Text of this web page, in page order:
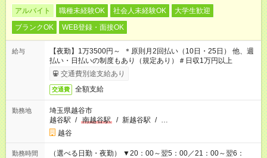
アルバイト 職種未経験OK 社会人未経験OK
大学生歓迎
ブランクOK
WEB登録・面接OK
給与
【夜勤】1万3500円～ ＊原則月2回払い（10日・25日） 他、週
払い・日払いの制度もあり（規定あり）＃日収1万円以上
交通費別途支給あり
交通費 全額支給
勤務地
埼玉県越谷市
越谷駅 / 南越谷駅 / 新越谷駅 / …
越谷
勤務時間
（選べる日勤・夜勤） ▼20：00～翌5：00／21：00～翌6：